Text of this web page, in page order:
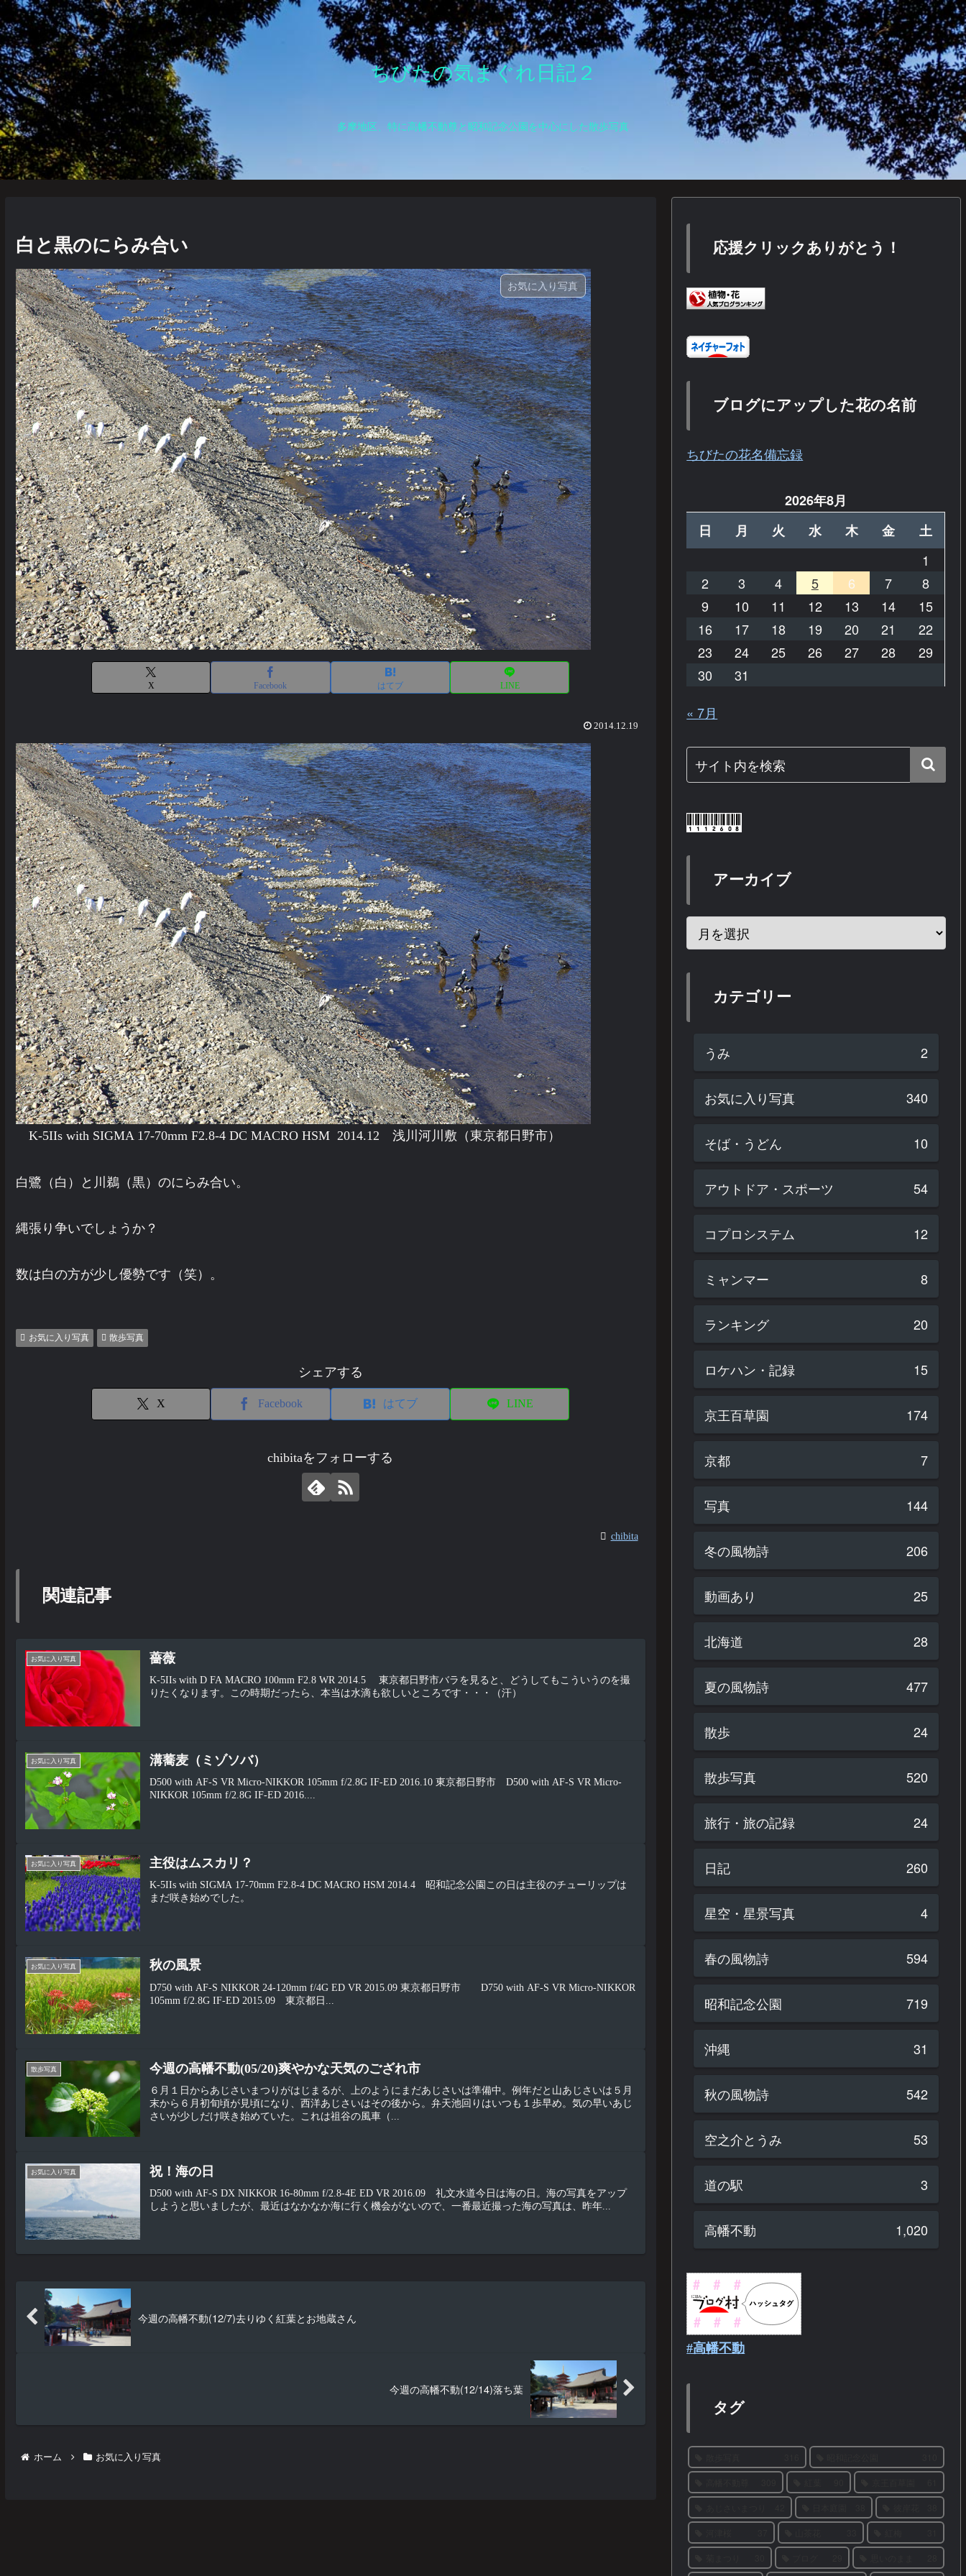
ちびたの気まぐれ日記２
多摩地区、特に高幡不動尊と昭和記念公園を中心にした散歩写真
白と黒のにらみ合い
お気に入り写真
X Facebook はてブ LINE
2014.12.19
K-5IIs with SIGMA 17-70mm F2.8-4 DC MACRO HSM 2014.12 浅川河川敷（東京都日野市）
白鷺（白）と川鵜（黒）のにらみ合い。
縄張り争いでしょうか？
数は白の方が少し優勢です（笑）。
お気に入り写真 散歩写真
シェアする
X Facebook はてブ LINE
chibitaをフォローする
chibita
関連記事
お気に入り写真 薔薇
K-5IIs with D FA MACRO 100mm F2.8 WR 2014.5 東京都日野市バラを見ると、どうしてもこういうのを撮
りたくなります。この時期だったら、本当は水滴も欲しいところです・・・（汗）
お気に入り写真 溝蕎麦（ミゾソバ）
D500 with AF-S VR Micro-NIKKOR 105mm f/2.8G IF-ED 2016.10 東京都日野市 D500 with AF-S VR Micro-
NIKKOR 105mm f/2.8G IF-ED 2016....
お気に入り写真 主役はムスカリ？
K-5IIs with SIGMA 17-70mm F2.8-4 DC MACRO HSM 2014.4 昭和記念公園この日は主役のチューリップは
まだ咲き始めでした。
お気に入り写真 秋の風景
D750 with AF-S NIKKOR 24-120mm f/4G ED VR 2015.09 東京都日野市 D750 with AF-S VR Micro-NIKKOR
105mm f/2.8G IF-ED 2015.09 東京都日...
散歩写真 今週の高幡不動(05/20)爽やかな天気のござれ市
６月１日からあじさいまつりがはじまるが、上のようにまだあじさいは準備中。例年だと山あじさいは５月
末から６月初旬頃が見頃になり、西洋あじさいはその後から。弁天池回りはいつも１歩早め。気の早いあじ
さいが少しだけ咲き始めていた。これは祖谷の風車（...
お気に入り写真 祝！海の日
D500 with AF-S DX NIKKOR 16-80mm f/2.8-4E ED VR 2016.09 礼文水道今日は海の日。海の写真をアップ
しようと思いましたが、最近はなかなか海に行く機会がないので、一番最近撮った海の写真は、昨年...
今週の高幡不動(12/7)去りゆく紅葉とお地蔵さん
今週の高幡不動(12/14)落ち葉
ホーム お気に入り写真
応援クリックありがとう！
ブログにアップした花の名前
ちびたの花名備忘録
2026年8月
日
月 火 水 木 金
土
1
2
3 4 5 6 7
8
9
10 11 12 13 14
15
16
17 18 19 20 21
22
23
24 25 26 27 28
29
30
31
« 7月
アーカイブ
カテゴリー
うみ 2
お気に入り写真 340
そば・うどん 10
アウトドア・スポーツ 54
コプロシステム 12
ミャンマー 8
ランキング 20
ロケハン・記録 15
京王百草園 174
京都 7
写真 144
冬の風物詩 206
動画あり 25
北海道 28
夏の風物詩 477
散歩 24
散歩写真 520
旅行・旅の記録 24
日記 260
星空・星景写真 4
春の風物詩 594
昭和記念公園 719
沖縄 31
秋の風物詩 542
空之介とうみ 53
道の駅 3
高幡不動 1,020
#高幡不動
タグ